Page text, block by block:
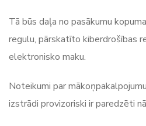
Tā būs daļa no pasākumu
regulu, pārskatīto kiberdrošības
elektronisko maku.
Noteikumi par
izstrādi provizoriski ir paredzēti